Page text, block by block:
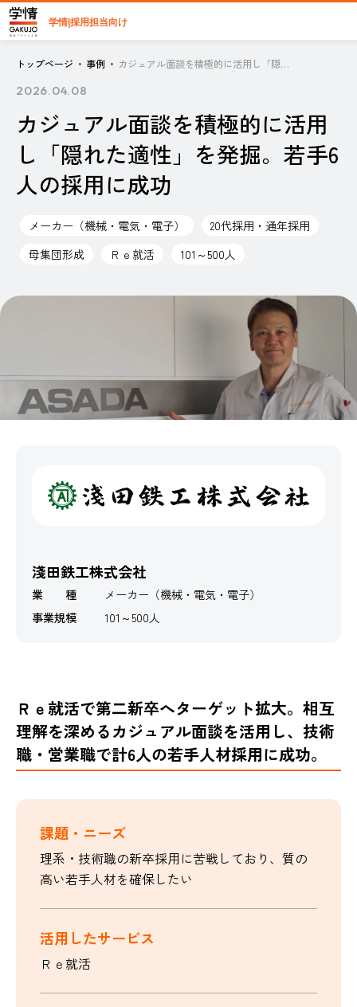
学情|採用担当向け
トップページ 事例 カジュアル面談を積極的に活用し「隠れた適性」を発掘。若手6人の採用に成功
2026.04.08
カジュアル面談を積極的に活用
し「隠れた適性」を発掘。若手6
人の採用に成功
メーカー（機械・電気・電子）
20代採用・通年採用
母集団形成
Ｒｅ就活 101～500人
淺田鉄工株式会社
業 種
メーカー（機械・電気・電子）
事業規模
101～500人
Ｒｅ就活で第二新卒へターゲット拡大。相互
理解を深めるカジュアル面談を活用し、技術
職・営業職で計6人の若手人材採用に成功。
課題・ニーズ
理系・技術職の新卒採用に苦戦しており、質の
高い若手人材を確保したい
活用したサービス
Ｒｅ就活